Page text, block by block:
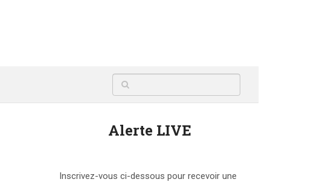
Alerte LIVE
Inscrivez-vous ci-dessous pour recevoir une